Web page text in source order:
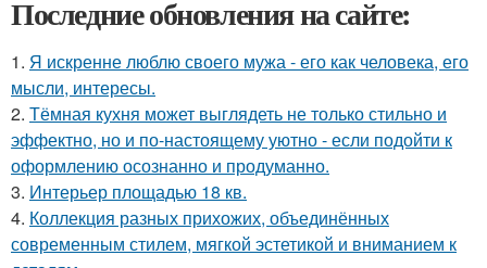
Последние обновления на сайте:
1. Я искренне люблю своего мужа - его как человека, его
мысли, интересы.
2. Тёмная кухня может выглядеть не только стильно и
эффектно, но и по-настоящему уютно - если подойти к
оформлению осознанно и продуманно.
3. Интерьер площадью 18 кв.
4. Коллекция разных прихожих, объединённых
современным стилем, мягкой эстетикой и вниманием к